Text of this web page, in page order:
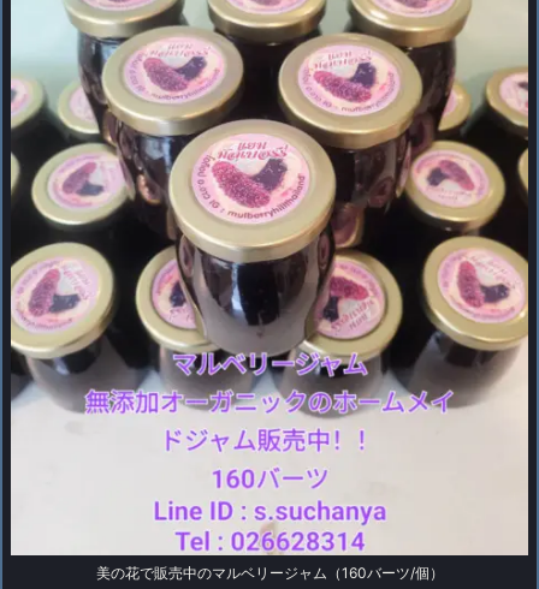
美の花で販売中のマルベリージャム（160バーツ/個）